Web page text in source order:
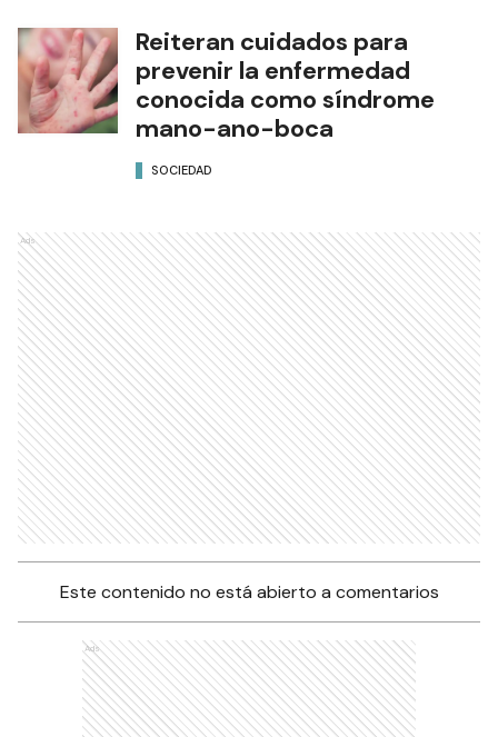
Reiteran cuidados para
prevenir la enfermedad
conocida como síndrome
mano-ano-boca
SOCIEDAD
Ads
Este contenido no está abierto a comentarios
Ads